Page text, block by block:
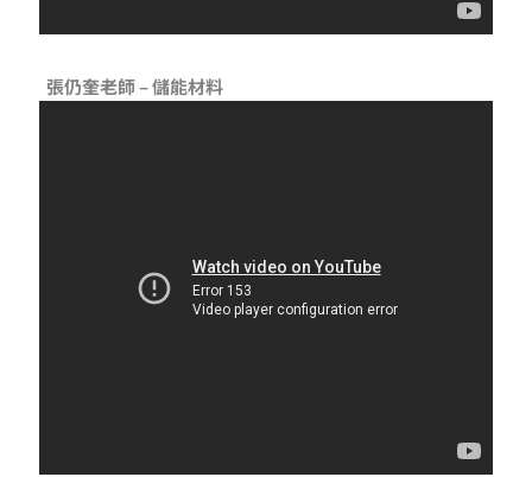
張仍奎老師 – 儲能材料